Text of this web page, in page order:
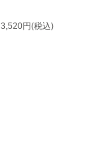
3,520円(税込)